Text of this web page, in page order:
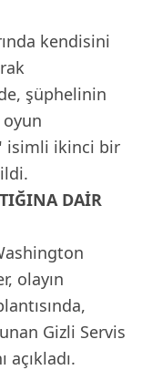
kendisini
şüphelinin
oyun
isimli ikinci bir
DAİR
olayın
Gizli Servis
açıkladı.